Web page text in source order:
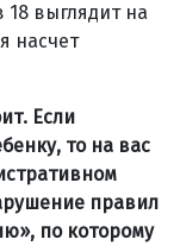
18 выглядит на
насчет
Если
то на вас
правил
по которому